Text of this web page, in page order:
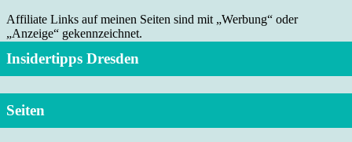
Affiliate Links auf meinen Seiten sind mit „Werbung“ oder
„Anzeige“ gekennzeichnet.
Insidertipps Dresden
Seiten